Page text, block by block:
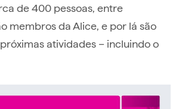
de 400 pessoas, entre
membros da Alice, e por lá são
atividades – incluindo o